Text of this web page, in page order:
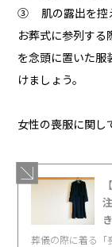
③ 肌の露出を控
お葬式に参列する
を念頭に置いた服
けましょう。
女性の喪服に関し
葬儀の際に着る「